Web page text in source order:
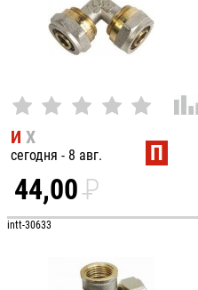
И Х
сегодня - 8 авг. П
44,00P
УБ.
intt-30633